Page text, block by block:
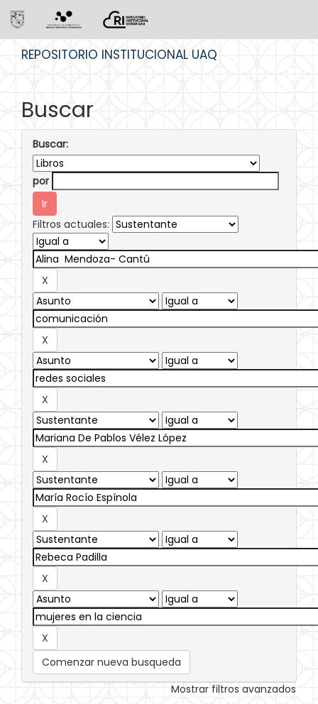
REPOSITORIO INSTITUCIONAL UAQ
Buscar
Buscar:
por
Filtros actuales:
Comenzar nueva busqueda
Mostrar filtros avanzados